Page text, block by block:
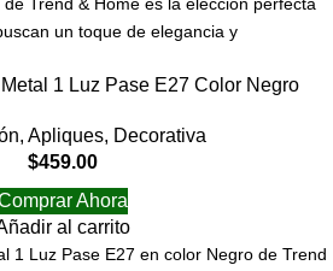
Trend & Home es la elección perfecta
un toque de elegancia y
1 Luz Pase E27 Color Negro
, Apliques, Decorativa
$459.00
Ahora
al carrito
1 Luz Pase E27 en color Negro de Trend